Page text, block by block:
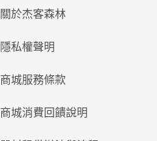
關於杰客森林
隱私權聲明
商城服務條款
商城消費回饋說明